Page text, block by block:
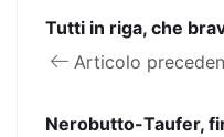
Tutti in riga, che
Articolo
Nerobutto-Taufer,